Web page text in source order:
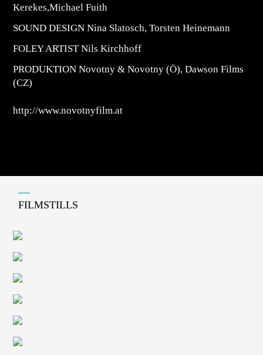
Kerekes,Michael Fuith
SOUND DESIGNNina Slatosch, Torsten Heinemann
FOLEY ARTIST Nils Kirchhoff
PRODUKTIONNovotny & Novotny (Ö), Dawson Films
(CZ)
http://www.novotnyfilm.at
FILMSTILLS